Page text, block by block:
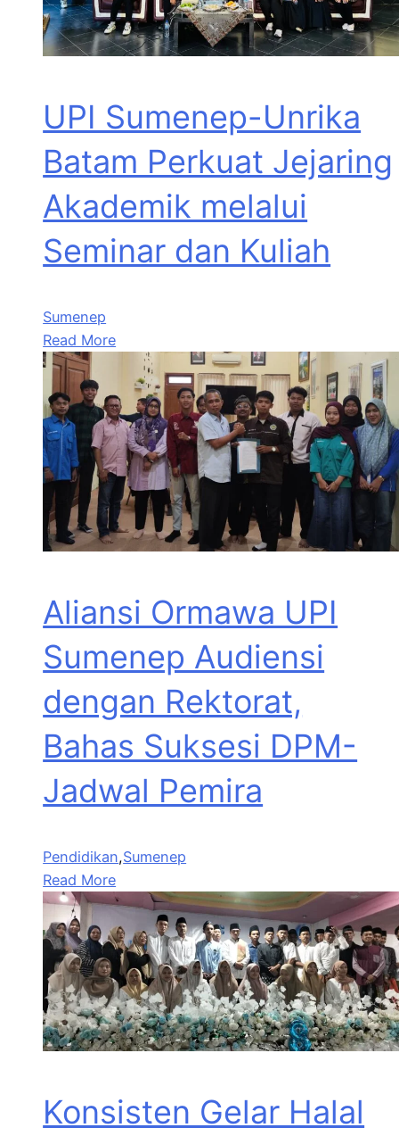
UPI Sumenep-Unrika
Batam Perkuat Jejaring
Akademik melalui
Seminar dan Kuliah
Sumenep
Read More
Aliansi Ormawa UPI
Sumenep Audiensi
dengan Rektorat,
Bahas Suksesi DPM-
Jadwal Pemira
Pendidikan,Sumenep
Read More
Konsisten Gelar Halal